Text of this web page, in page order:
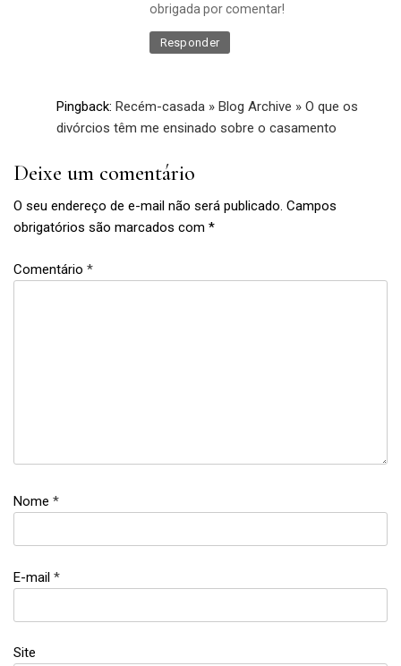
obrigada por comentar!
Responder
Pingback: Recém-casada » Blog Archive » O que os
divórcios têm me ensinado sobre o casamento
Deixe um comentário
O seu endereço de e-mail não será publicado. Campos
obrigatórios são marcados com *
Comentário *
Nome *
E-mail *
Site